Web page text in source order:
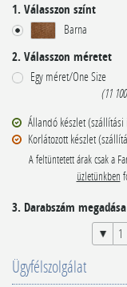
1. Válasszon színt
Barna
2. Válasszon méretet
Egy méret/One Size
(11
Állandó készlet
Korlátozott készlet
A feltüntetett árak csak a
üzletünkben
3. Darabszám megadása
Ügyfélszolgálat